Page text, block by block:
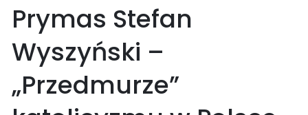
Prymas Stefan
Wyszyński –
„Przedmurze”